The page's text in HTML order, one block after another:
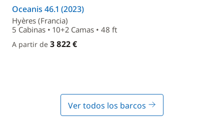
Oceanis 46.1 (2023)
Hyères (Francia)
5 Cabinas • 10+2 Camas • 48 ft
A partir de 3 822 €
Ver todos los barcos